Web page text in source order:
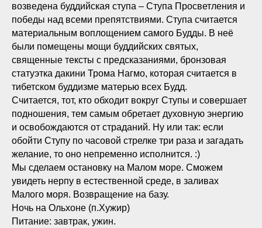
возведена буддийская ступа – Ступа Просветления и
победы над всеми препятствиями. Ступа считается
материальным воплощением самого Будды. В неё
были помещены мощи буддийских святых,
священные тексты с предсказаниями, бронзовая
статуэтка дакини Трома Нагмо, которая считается в
тибетском буддизме матерью всех Будд.
Считается, тот, кто обходит вокруг Ступы и совершает
подношения, тем самым обретает духовную энергию
и освобождаются от страданий. Ну или так: если
обойти Ступу по часовой стрелке три раза и загадать
желание, то оно непременно исполнится. :)
Мы сделаем остановку на Малом море. Сможем
увидеть нерпу в естественной среде, в заливах
Малого моря. Возвращение на базу.
Ночь на Ольхоне (п.Хужир)
Питание: завтрак, ужин.